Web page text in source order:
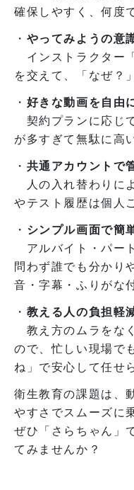
確保しやすく、何度
・ やってみようの意
インストラクター
を交えて、「なぜ？
・ 好きな動画を自由
契約プランに応じ
が多すぎて無駄に高
・ 共通アカウントで
人の入れ替わりに
やテスト履歴は個人
・ シンプル画面で簡
アルバイト・パー
問わず誰でも分かり
音・字幕・ふりがな
・ 教える人の負担軽
教え方のムラをな
ので、忙しい現場で
ね」で安心して任せ
衛生教育の課題は、
やすさでスムーズに
ぜひ「さらちゃん」
てみませんか？